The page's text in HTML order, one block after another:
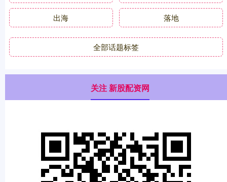
出海 落地
全部话题标签
关注 新股配资网